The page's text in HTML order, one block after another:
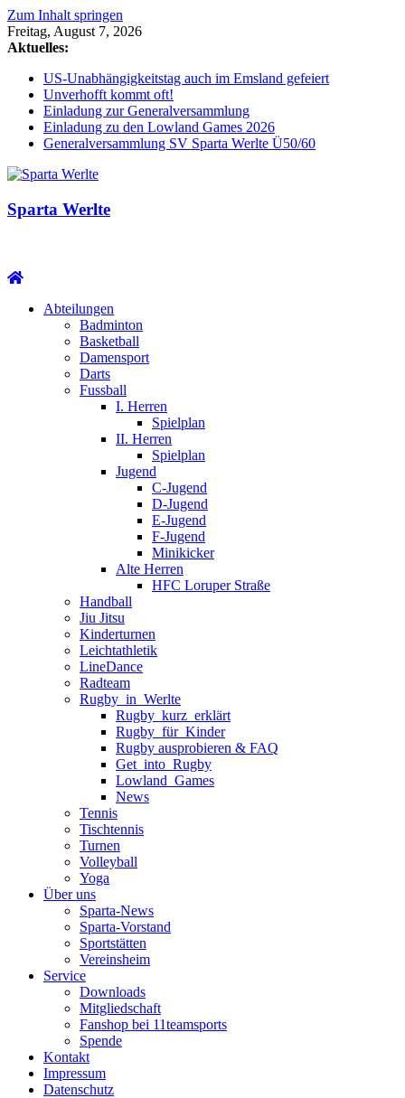
Zum Inhalt springen
Freitag, August 7, 2026
Aktuelles:
US-Unabhängigkeitstag auch im Emsland gefeiert
Unverhofft kommt oft!
Einladung zur Generalversammlung
Einladung zu den Lowland Games 2026
Generalversammlung SV Sparta Werlte Ü50/60
Sparta Werlte
Abteilungen
Badminton
Basketball
Damensport
Darts
Fussball
I. Herren
Spielplan
II. Herren
Spielplan
Jugend
C-Jugend
D-Jugend
E-Jugend
F-Jugend
Minikicker
Alte Herren
HFC Loruper Straße
Handball
Jiu Jitsu
Kinderturnen
Leichtathletik
LineDance
Radteam
Rugby_in_Werlte
Rugby_kurz_erklärt
Rugby_für_Kinder
Rugby ausprobieren & FAQ
Get_into_Rugby
Lowland_Games
News
Tennis
Tischtennis
Turnen
Volleyball
Yoga
Über uns
Sparta-News
Sparta-Vorstand
Sportstätten
Vereinsheim
Service
Downloads
Mitgliedschaft
Fanshop bei 11teamsports
Spende
Kontakt
Impressum
Datenschutz